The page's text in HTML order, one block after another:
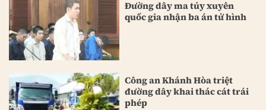
Đường dây ma túy xuyên
quốc gia nhận ba án tử hình
Công an Khánh Hòa triệt
đường dây khai thác cát trái
phép